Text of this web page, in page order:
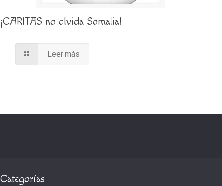
¡CARITAS no olvida Somalia!
Leer más
Categorías